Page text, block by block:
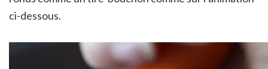
ci-dessous.